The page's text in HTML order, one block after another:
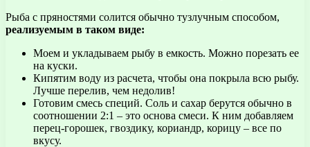
Рыба с пряностями солится обычно тузлучным способом,
реализуемым в таком виде:
Моем и укладываем рыбу в емкость. Можно порезать ее
на куски.
Кипятим воду из расчета, чтобы она покрыла всю рыбу.
Лучше перелив, чем недолив!
Готовим смесь специй. Соль и сахар берутся обычно в
соотношении 2:1 – это основа смеси. К ним добавляем
перец-горошек, гвоздику, кориандр, корицу – все по
вкусу.